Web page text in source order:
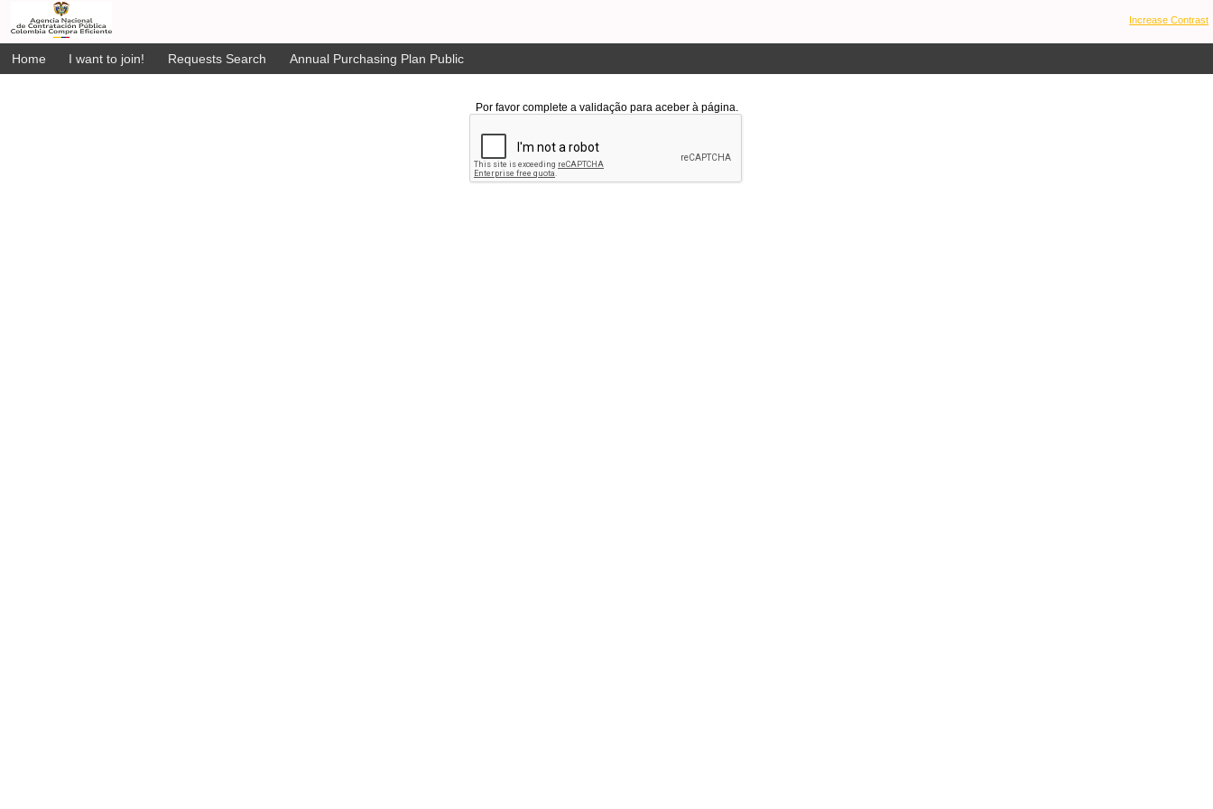
Increase Contrast
Home I want to join! Requests Search Annual Purchasing Plan Public
Por favor complete a validação para aceber à página.